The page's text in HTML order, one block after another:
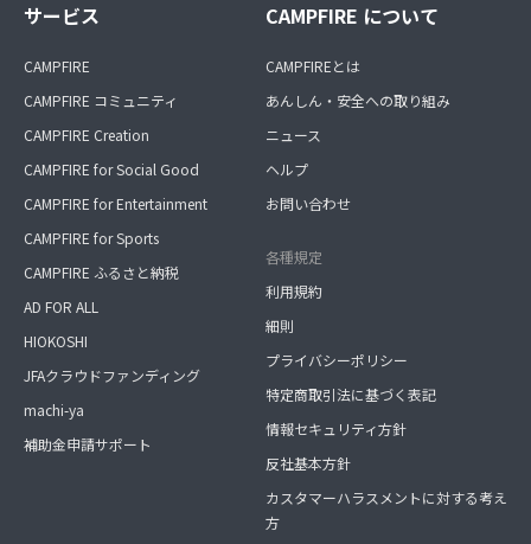
サービス
CAMPFIRE
CAMPFIRE コミュニティ
CAMPFIRE Creation
CAMPFIRE for Social Good
CAMPFIRE for Entertainment
CAMPFIRE for Sports
CAMPFIRE ふるさと納税
AD FOR ALL
HIOKOSHI
JFAクラウドファンディング
machi-ya
補助金申請サポート
CAMPFIRE について
CAMPFIREとは
あんしん・安全への取り組み
ニュース
ヘルプ
お問い合わせ
各種規定
利用規約
細則
プライバシーポリシー
特定商取引法に基づく表記
情報セキュリティ方針
反社基本方針
カスタマーハラスメントに対する考え
方